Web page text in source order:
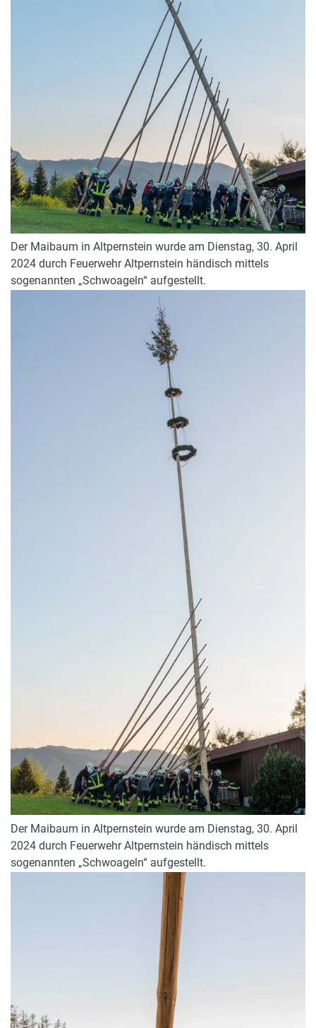
Der Maibaum in Altpernstein wurde am Dienstag, 30. April
2024 durch Feuerwehr Altpernstein händisch mittels
sogenannten „Schwoageln“ aufgestellt.
Der Maibaum in Altpernstein wurde am Dienstag, 30. April
2024 durch Feuerwehr Altpernstein händisch mittels
sogenannten „Schwoageln“ aufgestellt.